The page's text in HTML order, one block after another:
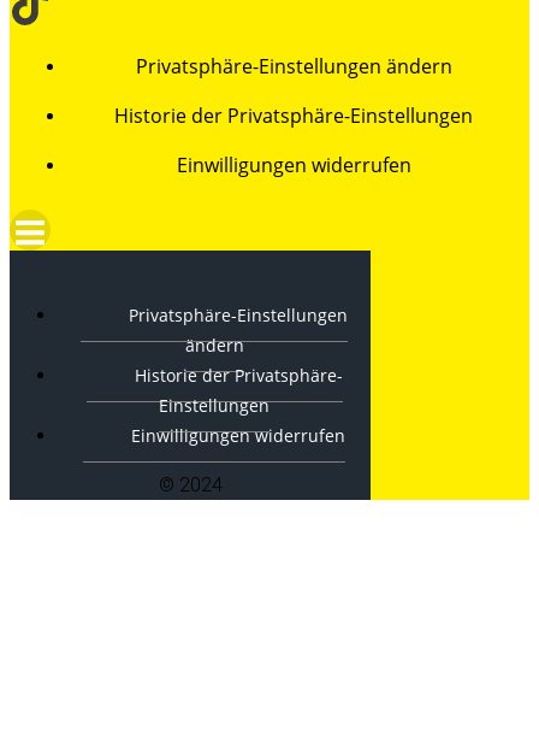
Privatsphäre-Einstellungen ändern
Historie der Privatsphäre-Einstellungen
Einwilligungen widerrufen
Privatsphäre-Einstellungen
ändern
Historie der Privatsphäre-
Einstellungen
Einwilligungen widerrufen
© 2024